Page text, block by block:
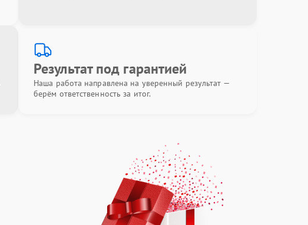
Результат под гарантией
Наша работа направлена на уверенный результат —
берём ответственность за итог.